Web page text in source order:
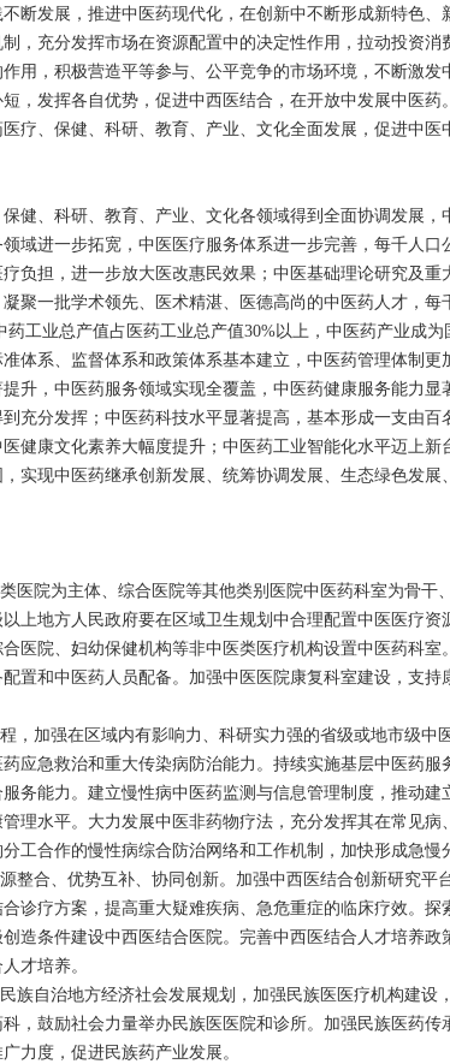
断发展，推进中医药现代化，在创新中不断形成新特色、
充分发挥市场在资源配置中的决定性作用，拉动投资消
用，积极营造平等参与、公平竞争的市场环境，不断激发
发挥各自优势，促进中西医结合，在开放中发展中医药
疗、保健、科研、教育、产业、文化全面发展，促进中
健、科研、教育、产业、文化各领域得到全面协调发展，
域进一步拓宽，中医医疗服务体系进一步完善，每千人口
负担，进一步放大医改惠民效果；中医基础理论研究及
聚一批学术领先、医术精湛、医德高尚的中医药人才，每
药工业总产值占医药工业总产值30%以上，中医药产业成
体系、监督体系和政策体系基本建立，中医药管理体制更
升，中医药服务领域实现全覆盖，中医药健康服务能力显
充分发挥；中医药科技水平显著提高，基本形成一支由
健康文化素养大幅度提升；中医药工业智能化水平迈上
实现中医药继承创新发展、统筹协调发展、生态绿色发展
医院为主体、综合医院等其他类别医院中医药科室为骨干
上地方人民政府要在区域卫生规划中合理配置中医医疗
医院、妇幼保健机构等非中医类医疗机构设置中医药科室
置和中医药人员配备。加强中医医院康复科室建设，支持
，加强在区域内有影响力、科研实力强的省级或地市级中
应急救治和重大传染病防治能力。持续实施基层中医药服
务能力。建立慢性病中医药监测与信息管理制度，推动建
理水平。大力发展中医非药物疗法，充分发挥其在常见
工合作的慢性病综合防治网络和工作机制，加快形成急慢
整合、优势互补、协同创新。加强中西医结合创新研究平
诊疗方案，提高重大疑难疾病、急危重症的临床疗效。探
造条件建设中西医结合医院。完善中西医结合人才培养政
才培养。
族自治地方经济社会发展规划，加强民族医医疗机构建设
，鼓励社会力量举办民族医医院和诊所。加强民族医药
力度，促进民族药产业发展。